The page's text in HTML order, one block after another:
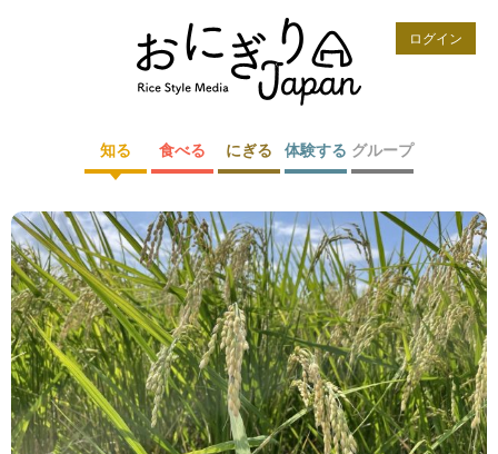
ログイン
知る 食べる にぎる 体験する グループ